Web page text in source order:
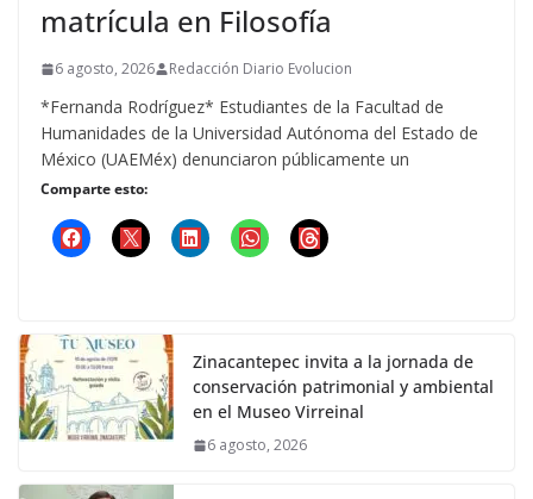
matrícula en Filosofía
6 agosto, 2026 Redacción Diario Evolucion
*Fernanda Rodríguez* Estudiantes de la Facultad de
Humanidades de la Universidad Autónoma del Estado de
México (UAEMéx) denunciaron públicamente un
Comparte esto:
Zinacantepec invita a la jornada de
conservación patrimonial y ambiental
en el Museo Virreinal
6 agosto, 2026